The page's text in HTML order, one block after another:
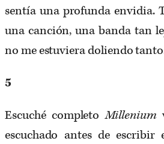
sentía una profunda envidia.
una canción, una banda tan
no me estuviera doliendo
5
Escuché completoMillenium
escuchado antes de escribir